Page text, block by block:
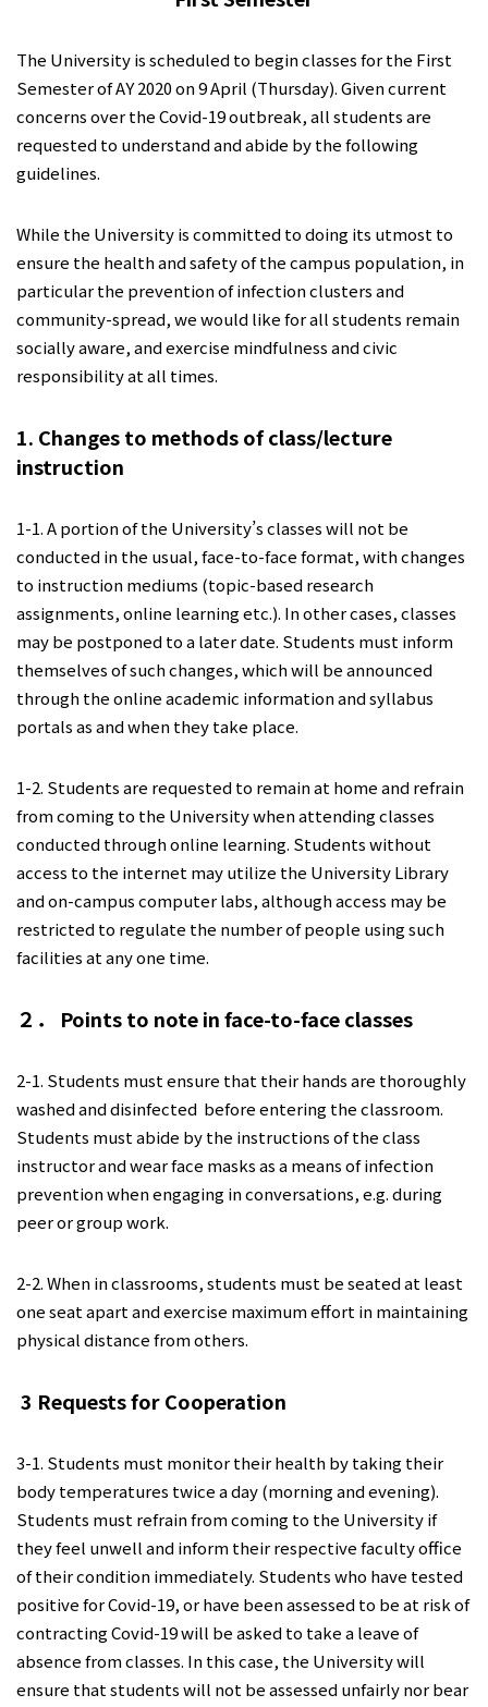
The University is scheduled to begin classes for the First
Semester of AY 2020 on 9 April (Thursday). Given current
concerns over the Covid-19 outbreak, all students are
requested to understand and abide by the following
guidelines.
While the University is committed to doing its utmost to
ensure the health and safety of the campus population, in
particular the prevention of infection clusters and
community-spread, we would like for all students remain
socially aware, and exercise mindfulness and civic
responsibility at all times.
1. Changes to methods of class/lecture
instruction
1-1. A portion of the University’s classes will not be
conducted in the usual, face-to-face format, with changes
to instruction mediums (topic-based research
assignments, online learning etc.). In other cases, classes
may be postponed to a later date. Students must inform
themselves of such changes, which will be announced
through the online academic information and syllabus
portals as and when they take place.
1-2. Students are requested to remain at home and refrain
from coming to the University when attending classes
conducted through online learning. Students without
access to the internet may utilize the University Library
and on-campus computer labs, although access may be
restricted to regulate the number of people using such
facilities at any one time.
２． Points to note in face-to-face classes
2-1. Students must ensure that their hands are thoroughly
washed and disinfected before entering the classroom.
Students must abide by the instructions of the class
instructor and wear face masks as a means of infection
prevention when engaging in conversations, e.g. during
peer or group work.
2-2. When in classrooms, students must be seated at least
one seat apart and exercise maximum effort in maintaining
physical distance from others.
3 Requests for Cooperation
3-1. Students must monitor their health by taking their
body temperatures twice a day (morning and evening).
Students must refrain from coming to the University if
they feel unwell and inform their respective faculty office
of their condition immediately. Students who have tested
positive for Covid-19, or have been assessed to be at risk of
contracting Covid-19 will be asked to take a leave of
absence from classes. In this case, the University will
ensure that students will not be assessed unfairly nor bear